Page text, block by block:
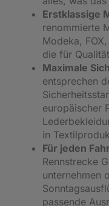
Erstklassige
renommierte
Modeka,
die für
Maximale
entsprechen
europäischer
in
Für jeden
Rennstrecke
unternehmen
passende